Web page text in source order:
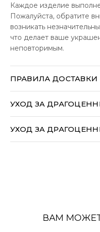
Каждое изделие
Пожалуйста, обратите
возникать
что делает ваше
неповторимым.
ПРАВИЛА ДОСТАВКИ
рабочих дней.
Международные
таможенными
и сборами при
УХОД ЗА
УХОД ЗА
ВАМ